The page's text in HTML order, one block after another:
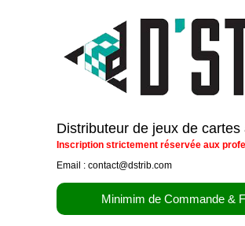
Distributeur de jeux de
Inscription strictement réservée aux
Email : contact@dstrib.com
Minimim de Commande &